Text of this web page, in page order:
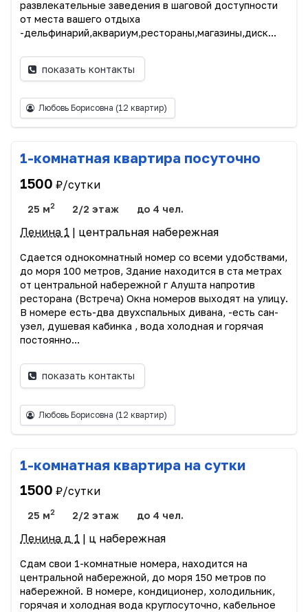
развлекательные заведения в шаговой доступности
от места вашего отдыха
-дельфинарий,аквариум,рестораны,магазины,диск...
показать контакты
Любовь Борисовна (12 квартир)
1-комнатная квартира посуточно
1500 ₽/сутки
25 м2 2/2 этаж до 4 чел.
Ленина 1 | центральная набережная
Сдается однокомнатный номер со всеми удобствами,
до моря 100 метров, Здание находится в ста метрах
от центральной набережной г Алушта напротив
ресторана (Встреча) Окна номеров выходят на улицу.
В номере есть-два двухспальных дивана, -есть сан-
узел, душевая кабинка , вода холодная и горячая
постоянно...
показать контакты
Любовь Борисовна (12 квартир)
1-комнатная квартира на сутки
1500 ₽/сутки
25 м2 2/2 этаж до 4 чел.
Ленина д 1 | ц набережная
Сдам свои 1-комнатные номера, находится на
центральной набережной, до моря 150 метров по
набережной. В номере, кондиционер, холодильник,
горячая и холодная вода круглосуточно, кабельное